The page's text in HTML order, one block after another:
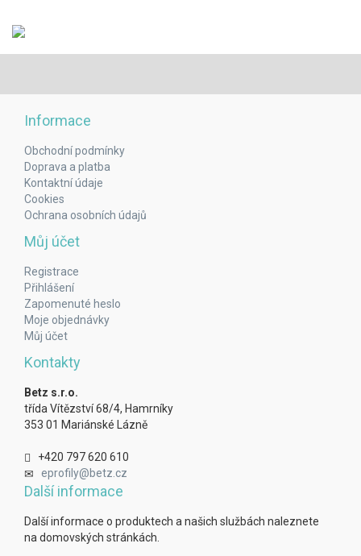
Informace
Obchodní podmínky
Doprava a platba
Kontaktní údaje
Cookies
Ochrana osobních údajů
Můj účet
Registrace
Přihlášení
Zapomenuté heslo
Moje objednávky
Můj účet
Kontakty
Betz s.r.o.
třída Vítězství 68/4, Hamrníky
353 01 Mariánské Lázně
+420 797 620 610
eprofily@betz.cz
Další informace
Další informace o produktech a našich službách naleznete
na domovských stránkách.